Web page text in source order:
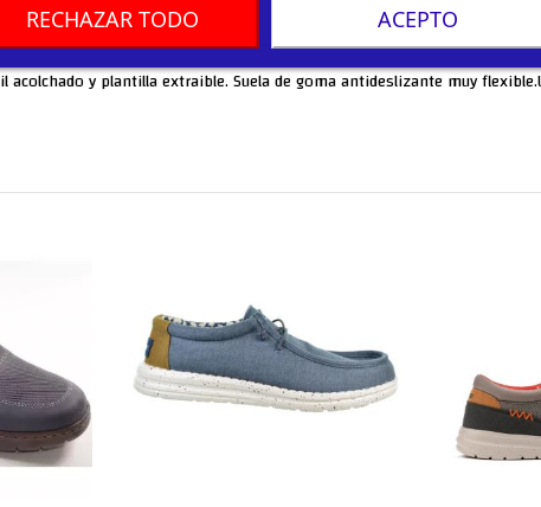
RECHAZAR TODO ACEPTO
y plantilla extraible. Suela de goma antideslizante muy